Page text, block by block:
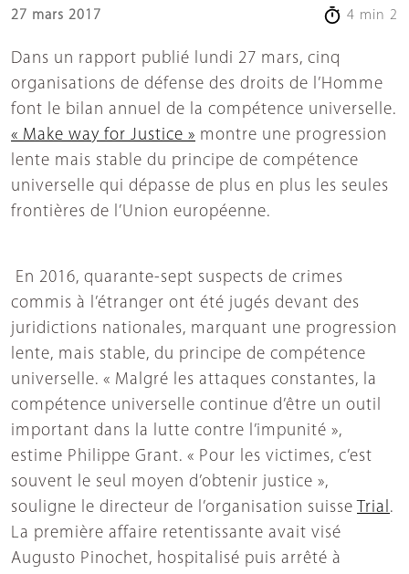
27 mars 2017 4 min 2
Dans un rapport publié lundi 27 mars, cinq
organisations de défense des droits de l’Homme
font le bilan annuel de la compétence universelle.
« Make way for Justice » montre une progression
lente mais stable du principe de compétence
universelle qui dépasse de plus en plus les seules
frontières de l’Union européenne.
En 2016, quarante-sept suspects de crimes
commis à l’étranger ont été jugés devant des
juridictions nationales, marquant une progression
lente, mais stable, du principe de compétence
universelle. « Malgré les attaques constantes, la
compétence universelle continue d’être un outil
important dans la lutte contre l’impunité »,
estime Philippe Grant. « Pour les victimes, c’est
souvent le seul moyen d’obtenir justice »,
souligne le directeur de l’organisation suisse Trial.
La première affaire retentissante avait visé
Augusto Pinochet, hospitalisé puis arrêté à